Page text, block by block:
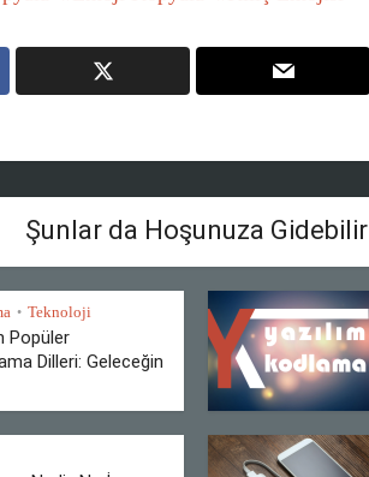
Şunlar da Hoşunuza Gidebilir
• Teknoloji
Popüler
Dilleri: Geleceğin